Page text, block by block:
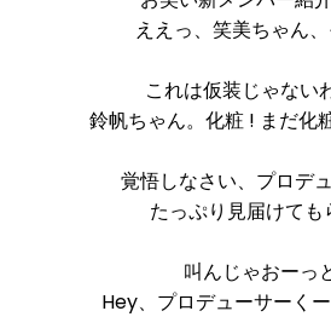
ええっ、笑美ちゃん
これは仮装じゃない
鈴帆ちゃん。化粧 ! まだ化
覚悟しなさい、プロデ
たっぷり見届けても
叫んじゃおーっ
Hey、プロデューサーく